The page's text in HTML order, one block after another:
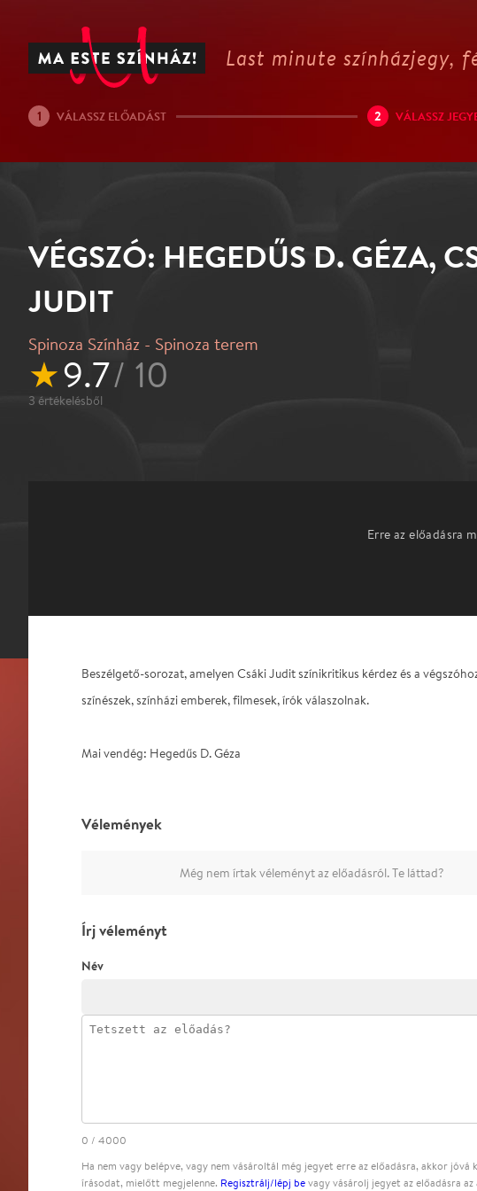
Last minute színházjegy,
1 VÁLASSZ ELŐADÁST 2 VÁLASSZ
VÉGSZÓ: HEGEDŰS D. GÉZA,
JUDIT
Spinoza Színház - Spinoza terem
★9.7/ 10
3 értékelésből
Erre az előadásra
Beszélgető-sorozat, amelyen Csáki Judit színikritikus kérdez és a
színészek, színházi emberek, filmesek, írók válaszolnak.
Mai vendég: Hegedűs D. Géza
Vélemények
Még nem írtak véleményt az előadásról. Te láttad?
Írj véleményt
Név
0 / 4000
Ha nem vagy belépve, vagy nem vásároltál még jegyet erre az előadásra, akkor jóvá
írásodat, mielőtt megjelenne. Regisztrálj/lépj be vagy vásárolj jegyet az előadásra az